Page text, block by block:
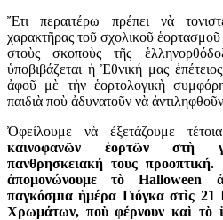
Ἔτι περαιτέρω πρέπει νὰ
χαρακτῆρας τοῦ σχολικοῦ
στοὺς σκοποὺς τῆς
ὑποβιβάζεται ἡ Ἐθνική μας
ἀφοῦ μὲ τὴν ἑορτολογικὴ
παιδιὰ ποὺ ἀδυνατοῦν νὰ
Ὀφείλουμε νὰ ἐξετάζουμε
καινοφανῶν ἑορτῶν στὴ
πανθρησκειακή τους
ἀπομονώνουμε τὸ Halloween
παγκόσμια ἡμέρα Γιόγκα στὶς 21
Χρωμάτων, ποὺ φέρνουν καὶ τὸ